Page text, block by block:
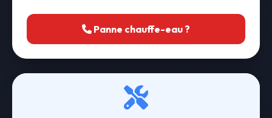
Panne chauffe-eau ?